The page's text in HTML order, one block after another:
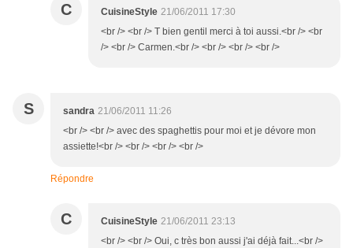
C CuisineStyle 21/06/2011 17:30
<br /> <br /> T bien gentil merci à toi aussi.<br /> <br
/> <br /> Carmen.<br /> <br /> <br /> <br />
S sandra 21/06/2011 11:26
<br /> <br /> avec des spaghettis pour moi et je dévore mon
assiette!<br /> <br /> <br /> <br />
Répondre
C CuisineStyle 21/06/2011 23:13
<br /> <br /> Oui, c très bon aussi j'ai déjà fait...<br />